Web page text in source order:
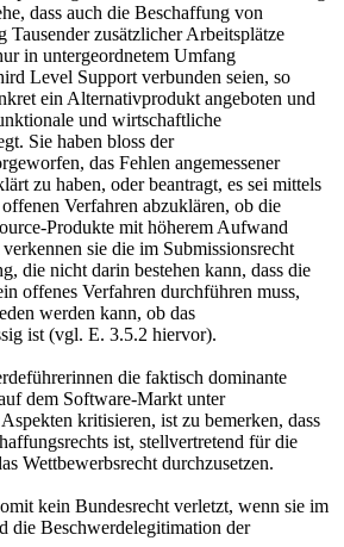
dass auch die Beschaffung von
Tausender zusätzlicher Arbeitsplätze
in untergeordnetem Umfang
Level Support verbunden seien, so
ein Alternativprodukt angeboten und
und wirtschaftliche
Sie haben bloss der
das Fehlen angemessener
zu haben, oder beantragt, es sei mittels
Verfahren abzuklären, ob die
Produkte mit höherem Aufwand
sie die im Submissionsrecht
die nicht darin bestehen kann, dass die
offenes Verfahren durchführen muss,
werden kann, ob das
ist (vgl. E. 3.5.2 hiervor).
die faktisch dominante
dem Software-Markt unter
kritisieren, ist zu bemerken, dass
ist, stellvertretend für die
Wettbewerbsrecht durchzusetzen.
kein Bundesrecht verletzt, wenn sie im
die Beschwerdelegitimation der